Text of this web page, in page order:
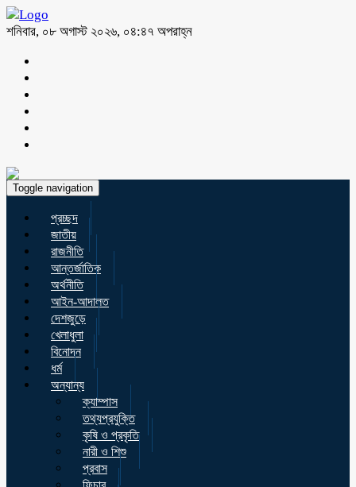
শনিবার, ০৮ অগাস্ট ২০২৬, ০৪:৪৭ অপরাহ্ন
Toggle navigation
প্রচ্ছদ
জাতীয়
রাজনীতি
আন্তর্জাতিক
অর্থনীতি
আইন-আদালত
দেশজুড়ে
খেলাধুলা
বিনোদন
ধর্ম
অন্যান্য
ক্যাম্পাস
তথ্যপ্রযুক্তি
কৃষি ও প্রকৃতি
নারী ও শিশু
প্রবাস